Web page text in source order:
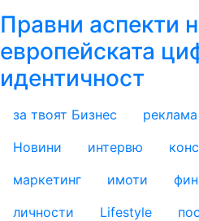
Правни аспекти
европейската
идентичност
за твоят Бизнес реклама
footer_statii
Новини интервю
маркетинг
имоти
личности
Lifestyle